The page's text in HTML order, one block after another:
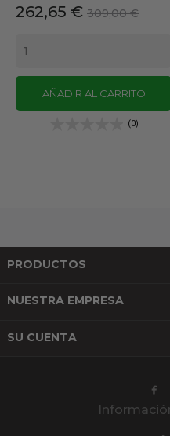
Precio
262,65 € Precio
309,00 €
AÑADIR AL CARRITO
(0)
PRODUCTOS
NUESTRA EMPRESA
SU CUENTA